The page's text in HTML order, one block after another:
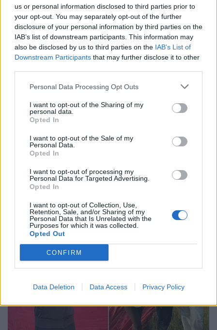
us or personal information disclosed to third parties prior to
your opt-out. You may separately opt-out of the further
disclosure of your personal information by third parties on the
IAB’s list of downstream participants. This information may
also be disclosed by us to third parties on the IAB’s List of
Downstream Participants that may further disclose it to other
Personal Data Processing Opt Outs
I want to opt-out of the Sharing of my
personal data.
Opted In
I want to opt-out of the Sale of my
Personal Data.
Opted In
I want to opt-out of processing my
Personal Data for Targeted Advertising.
Opted In
I want to opt-out of Collection, Use,
Retention, Sale, and/or Sharing of my
Personal Data that Is Unrelated with the
Purposes for which it was collected.
Opted Out
CONFIRM
Data Deletion Data Access Privacy Policy
αποδράσεις γεμίζουν μια ζωή»
CELEBRITIES
Κατερίνα Καινούργιου: Το τρυφερό
στιγμιότυπο με την κόρη της στην Πάρο